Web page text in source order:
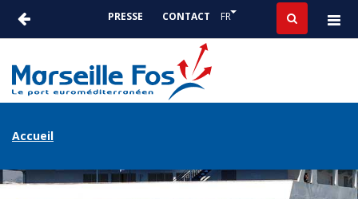
principal
FRLister les actions
ACTUALITÉS
PRESSE
PRESSE CONTACT
FIL
Accueil